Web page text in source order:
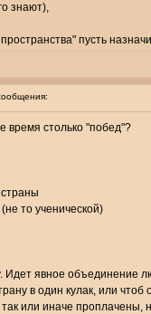
знают),
пусть
время столько "побед"?
то ученической)
явное объединение
в один кулак, или
или иначе